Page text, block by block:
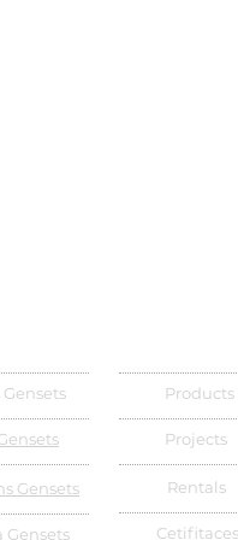
Gensets
Gensets
Products
Projects
Rentals
Cetifitaces